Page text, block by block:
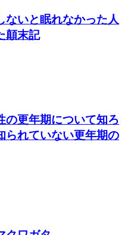
ないと眠れなかった人
顛末記
の更年期について知ろ
られていない更年期の